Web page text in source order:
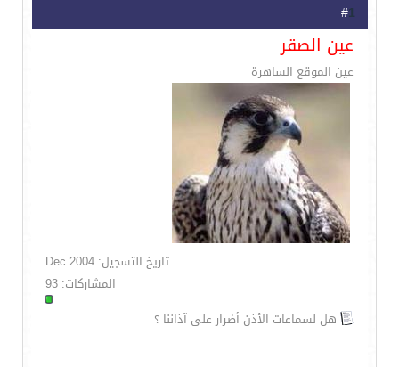
1
عين الصقر
عين الموقع الساهرة
تاريخ التسجيل: Dec 2004
المشاركات: 93
هل لسماعات الأذن أضرار على آذاننا ؟